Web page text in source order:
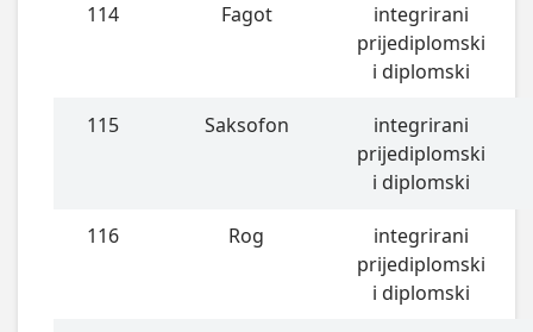
114 Fagot
integrirani
prijediplomski
i diplomski
115 Saksofon
integrirani
prijediplomski
i diplomski
116 Rog
integrirani
prijediplomski
i diplomski